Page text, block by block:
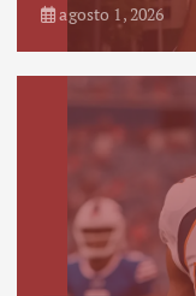
agosto 1, 2026